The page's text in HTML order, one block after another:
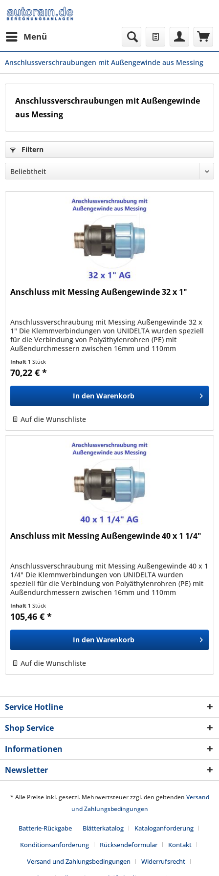
Menü
Anschlussverschraubungen mit Außengewinde aus Messing
Anschlussverschraubungen mit Außengewinde
aus Messing
Filtern
Anschluss mit Messing Außengewinde 32 x 1"
Anschlussverschraubung mit Messing Außengewinde 32 x
1" Die Klemmverbindungen von UNIDELTA wurden speziell
für die Verbindung von Polyäthylenrohren (PE) mit
Außendurchmessern zwischen 16mm und 110mm
Inhalt 1 Stück
70,22 € *
In den Warenkorb
Auf die Wunschliste
Anschluss mit Messing Außengewinde 40 x 1 1/4"
Anschlussverschraubung mit Messing Außengewinde 40 x 1
1/4" Die Klemmverbindungen von UNIDELTA wurden
speziell für die Verbindung von Polyäthylenrohren (PE) mit
Außendurchmessern zwischen 16mm und 110mm
Inhalt 1 Stück
105,46 € *
In den Warenkorb
Auf die Wunschliste
Service Hotline
Shop Service
Informationen
Newsletter
* Alle Preise inkl. gesetzl. Mehrwertsteuer zzgl. den geltenden Versand
und Zahlungsbedingungen
Batterie-Rückgabe Blätterkatalog
Kataloganforderung
Konditionsanforderung
Rücksendeformular
Kontakt
Versand und Zahlungsbedingungen
Widerrufsrecht